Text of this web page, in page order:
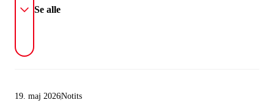
Se alle
19. maj 2026Notits